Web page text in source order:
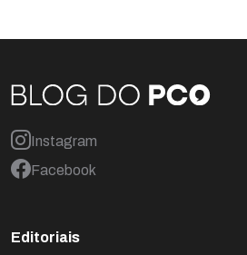
Instagram
Facebook
Editoriais